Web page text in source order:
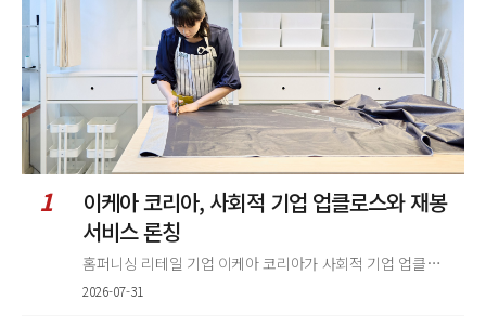
1
이케아 코리아, 사회적 기업 업클로스와 재봉
서비스 론칭
홈퍼니싱 리테일 기업 이케아 코리아가 사회적 기업 업클로스(Upcloth)와 협력해 재봉 서비스를 선보인다. 이번 협업은 이케
2026-07-31